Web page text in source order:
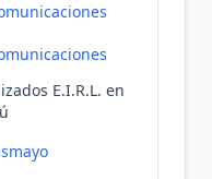
E.I.R.L. en